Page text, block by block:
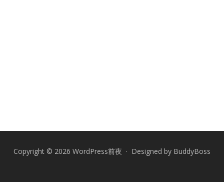
Copyright © 2026 WordPress前夜 · Designed by BuddyBoss